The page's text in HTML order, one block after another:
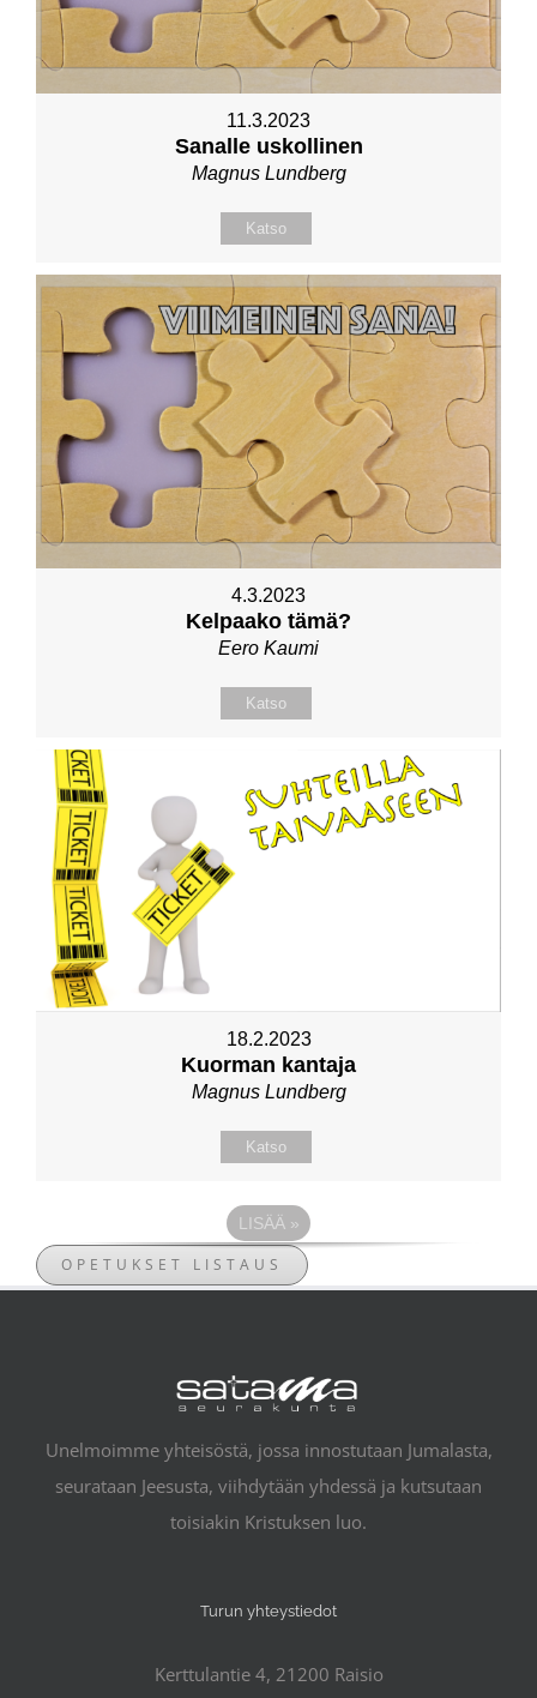
11.3.2023
Sanalle uskollinen
Magnus Lundberg
Katso
4.3.2023
Kelpaako tämä?
Eero Kaumi
Katso
18.2.2023
Kuorman kantaja
Magnus Lundberg
Katso
LISÄÄ »
OPETUKSET LISTAUS
Unelmoimme yhteisöstä, jossa innostutaan Jumalasta,
seurataan Jeesusta, viihdytään yhdessä ja kutsutaan
toisiakin Kristuksen luo.
Turun yhteystiedot
Kerttulantie 4, 21200 Raisio